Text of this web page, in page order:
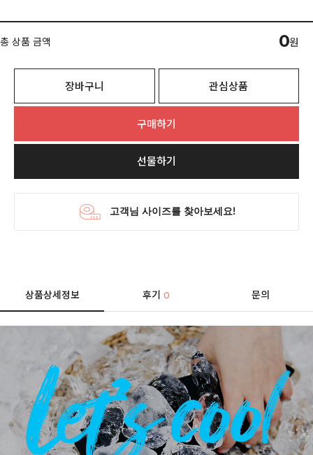
총 상품 금액 0원
장바구니 관심상품
구매하기
선물하기
상품상세정보 후기0 문의